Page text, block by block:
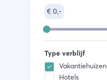
€ 0,-
Type verblijf
Vakantiehuizen
Hotels